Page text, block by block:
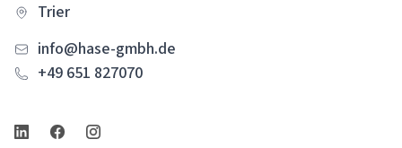
Trier
info@hase-gmbh.de
+49 651 827070